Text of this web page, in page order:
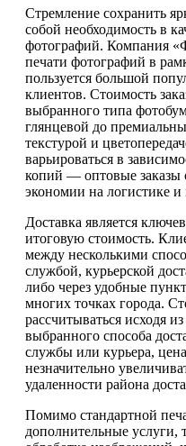
Стремление сохранить
собой необходимость в
фотографий. Компания
печати фотографий в
пользуется большой
клиентов. Стоимость
выбранного типа
глянцевой до
текстурой и
варьироваться в
копий — оптовые заказы
экономии на логистике и
Доставка является
итоговую стоимость.
между несколькими
службой, курьерской
либо через удобные
многих точках города.
рассчитываться исходя
выбранного способа
службы или курьера,
незначительно
удаленности района
Помимо стандартной
дополнительные услуги,